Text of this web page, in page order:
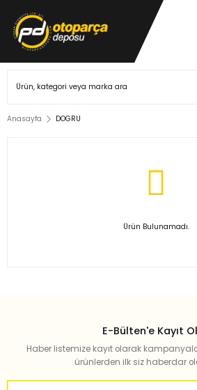
Anasayfa DOGRU
Ürün Bulunamadı.
E-Bülten'e Kayıt
Haber listemize kayıt olarak
ürünlerden ilk siz haberdar